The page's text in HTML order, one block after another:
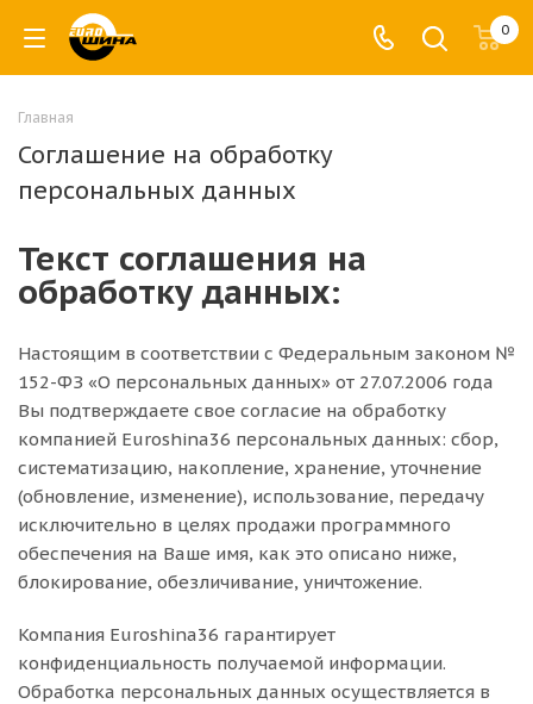
0
Главная
Соглашение на обработку
персональных данных
Текст соглашения на
обработку данных:
Настоящим в соответствии с Федеральным законом №
152-ФЗ «О персональных данных» от 27.07.2006 года
Вы подтверждаете свое согласие на обработку
компанией Euroshina36 персональных данных: сбор,
систематизацию, накопление, хранение, уточнение
(обновление, изменение), использование, передачу
исключительно в целях продажи программного
обеспечения на Ваше имя, как это описано ниже,
блокирование, обезличивание, уничтожение.
Компания Euroshina36 гарантирует
конфиденциальность получаемой информации.
Обработка персональных данных осуществляется в